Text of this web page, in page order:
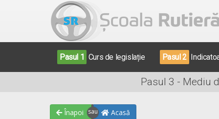
Pasul 1 Curs de legislație Pasul 2
Pasul 3 - Mediu
Înapoi Acasă